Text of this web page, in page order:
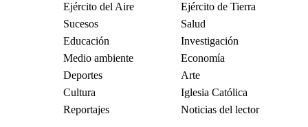
Ejército del Aire
Ejército de Tierra
Sucesos
Salud
Educación
Investigación
Medio ambiente
Economía
Deportes
Arte
Cultura
Iglesia Católica
Reportajes
Noticias del lector